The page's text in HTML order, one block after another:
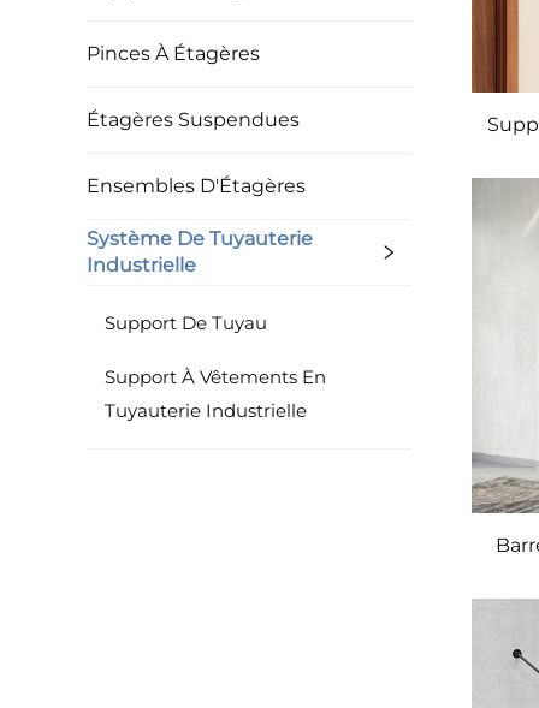
Pinces À Étagères
Étagères Suspendues
Ensembles D'Étagères
Système De Tuyauterie
Industrielle
Support De Tuyau
Support À Vêtements En
Tuyauterie Industrielle